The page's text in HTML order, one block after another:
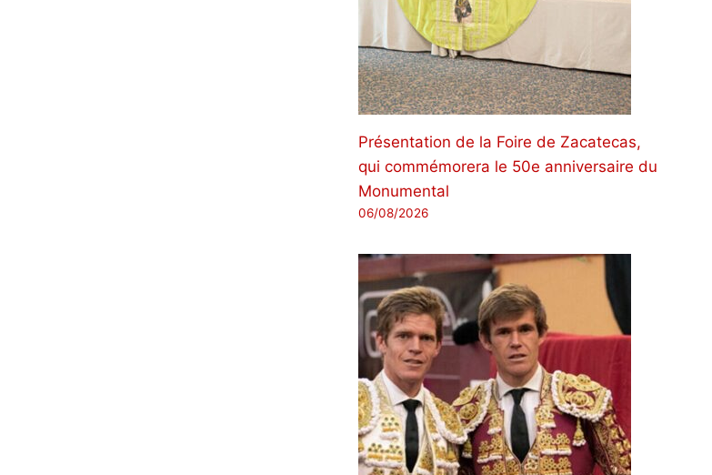
Présentation de la Foire de Zacatecas,
qui commémorera le 50e anniversaire du
Monumental
06/08/2026